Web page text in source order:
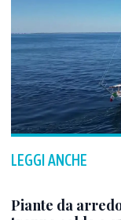
LEGGI ANCHE
Piante da